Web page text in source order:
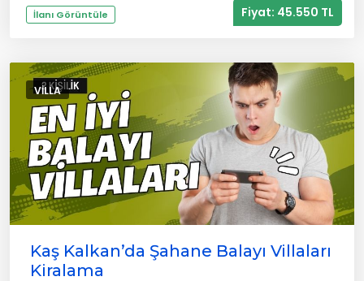
İlanı Görüntüle Fiyat: 45.550 TL
VILLA
Kaş Kalkan’da Şahane Balayı Villaları
Kiralama